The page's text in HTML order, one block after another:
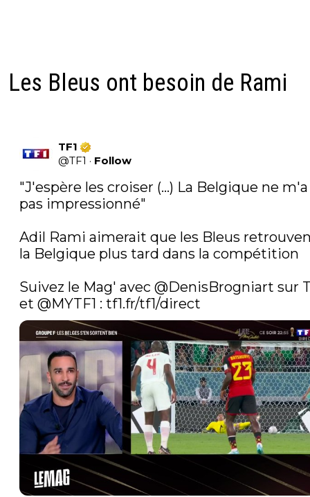
Les Bleus ont besoin de Rami
TF1
@TF1 · Follow
"J'espère les croiser (...) La Belgique ne m'a
pas impressionné"
Adil Rami aimerait que les Bleus
la Belgique plus tard dans la compétition
Suivez le Mag' avec @DenisBrogniart sur
et @MYTF1 : tf1.fr/tf1/direct